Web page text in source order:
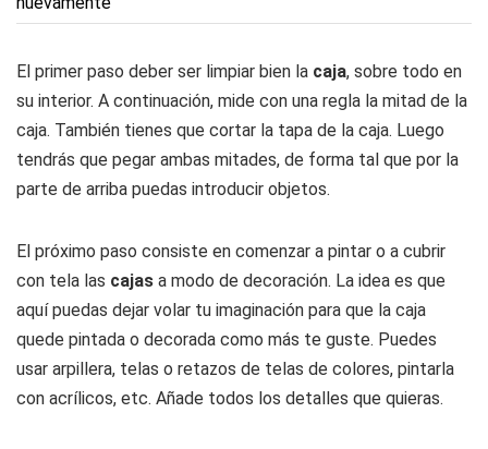
El primer paso deber ser limpiar bien la caja, sobre todo en
su interior. A continuación, mide con una regla la mitad de la
caja. También tienes que cortar la tapa de la caja. Luego
tendrás que pegar ambas mitades, de forma tal que por la
parte de arriba puedas introducir objetos.
El próximo paso consiste en comenzar a pintar o a cubrir
con tela las cajas a modo de decoración. La idea es que
aquí puedas dejar volar tu imaginación para que la caja
quede pintada o decorada como más te guste. Puedes
usar arpillera, telas o retazos de telas de colores, pintarla
con acrílicos, etc. Añade todos los detalles que quieras.